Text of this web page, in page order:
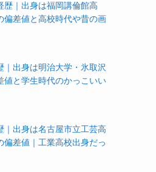
歴｜出身は福岡講倫館高
偏差値と高校時代や昔の画
｜出身は明治大学・氷取沢
値と学生時代のかっこいい
｜出身は名古屋市立工芸高
偏差値｜工業高校出身だっ